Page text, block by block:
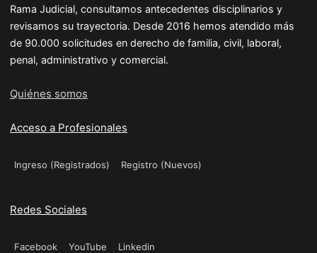
Rama Judicial, consultamos antecedentes disciplinarios y
revisamos su trayectoria. Desde 2016 hemos atendido más
de 90.000 solicitudes en derecho de familia, civil, laboral,
penal, administrativo y comercial.
Quiénes somos
Acceso a Profesionales
Ingreso (Registrados) Registro (Nuevos)
Redes Sociales
Facebook YouTube Linkedin